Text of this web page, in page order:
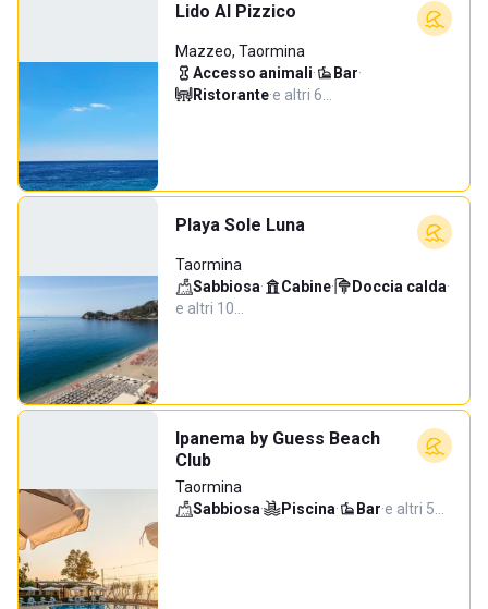
Lido Al Pizzico
Mazzeo, Taormina
Accesso animali· Bar·
Ristorante·e altri 6…
Playa Sole Luna
Taormina
Sabbiosa· Cabine· Doccia calda·
e altri 10…
Ipanema by Guess Beach
Club
Taormina
Sabbiosa· Piscina· Bar·e altri 5…